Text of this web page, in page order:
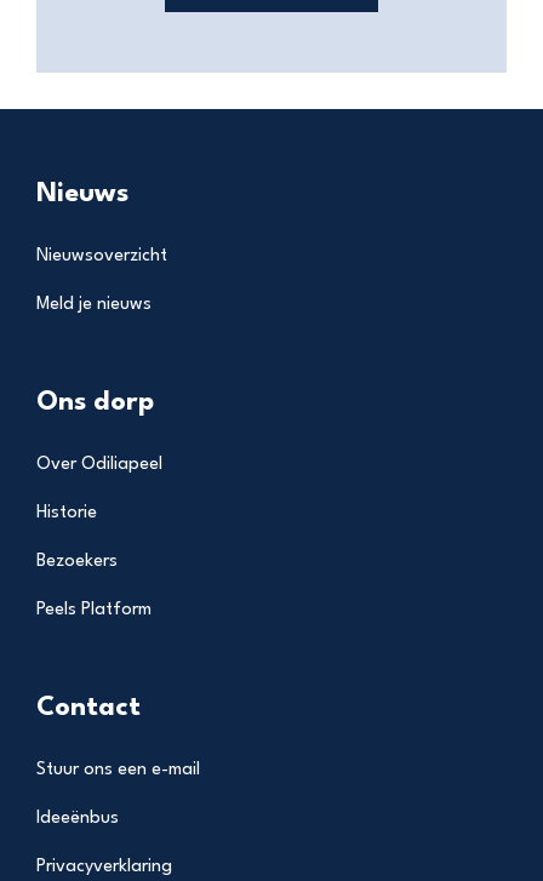
Nieuws
Nieuwsoverzicht
Meld je nieuws
Ons dorp
Over Odiliapeel
Historie
Bezoekers
Peels Platform
Contact
Stuur ons een e-mail
Ideeënbus
Privacyverklaring